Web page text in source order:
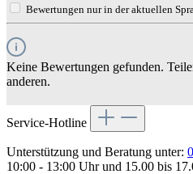
Bewertungen nur in der aktuellen
Keine Bewertungen gefunden.
anderen.
Service-Hotline
Unterstützung und Beratung unter:
10:00 - 13:00 Uhr und 15.00 bis